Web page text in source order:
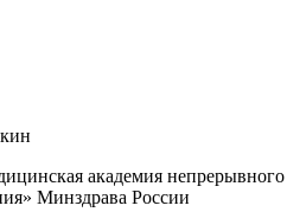
академия непрерывного
Минздрава России